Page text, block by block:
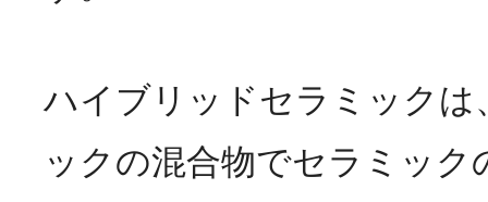
ハイブリッドセラミック
ックの混合物でセラミック